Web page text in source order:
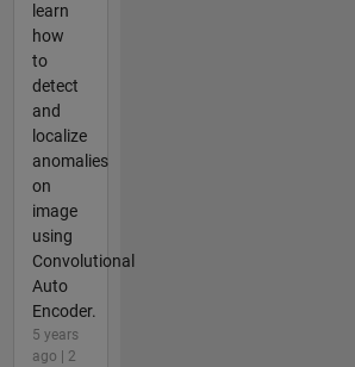
learn
how
to
detect
and
localize
anomalies
on
image
using
Convolutional
Auto
Encoder.
5 years
ago | 2